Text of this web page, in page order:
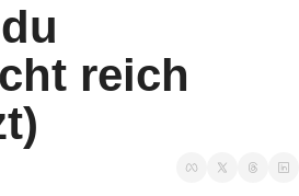
reich